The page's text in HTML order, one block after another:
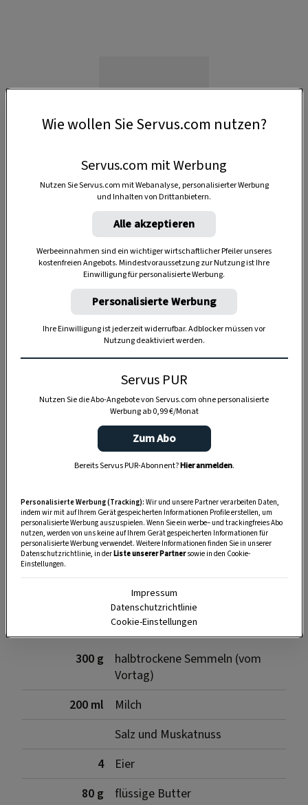
Anzeige
SPEICHERN DRUCKEN
Zutaten für die Knödel
300 g
halbtrockene Semmeln (vom
Vortag)
200 ml
Milch
Salz und Muskatnuss
4
Eier
80 g
flüssige Butter
Wie wollen Sie Servus.com nutzen?
Servus.com mit Werbung
Nutzen Sie Servus.com mit Webanalyse, personalisierter Werbung
und Inhalten von Drittanbietern.
Alle akzeptieren
Werbeeinnahmen sind ein wichtiger wirtschaftlicher Pfeiler unseres
kostenfreien Angebots. Mindestvoraussetzung zur Nutzung ist Ihre
Einwilligung für personalisierte Werbung.
Personalisierte Werbung
Ihre Einwilligung ist jederzeit widerrufbar. Adblocker müssen vor
Nutzung deaktiviert werden.
Servus PUR
Nutzen Sie die Abo-Angebote von Servus.com ohne personalisierte
Werbung ab 0,99 €/Monat
Zum Abo
Bereits Servus PUR-Abonnent?Hier anmelden.
Personalisierte Werbung (Tracking): Wir und unsere Partner verarbeiten Daten,
indem wir mit auf Ihrem Gerät gespeicherten Informationen Profile erstellen, um
personalisierte Werbung auszuspielen. Wenn Sie ein werbe– und trackingfreies Abo
nutzen, werden von uns keine auf Ihrem Gerät gespeicherten Informationen für
personalisierte Werbung verwendet. Weitere Informationen finden Sie in unserer
Datenschutzrichtlinie, in derListe unserer Partnersowie in den Cookie-
Einstellungen.
Impressum
Datenschutzrichtlinie
Cookie-Einstellungen